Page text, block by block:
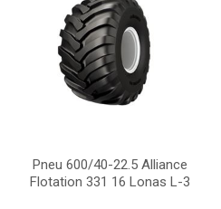
Pneu 600/40-22.5 Alliance
Flotation 331 16 Lonas L-3